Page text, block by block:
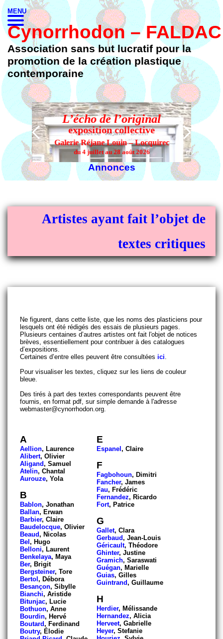
Cynorrhodon – FALDAC
Association sans but lucratif pour la
promotion de la création plastique
contemporaine
L’écho de l’original
exposition collective
Galerie Réjane Louin – Locquirec
du 4 juillet au 28 août 2026
Annonces
MENU